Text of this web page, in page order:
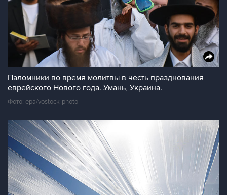
Паломники во время молитвы в честь празднования
еврейского Нового года. Умань, Украина.
Фото: epa/vostock-photo